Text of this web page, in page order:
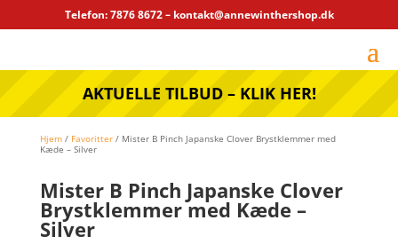
Telefon: 7876 8672 – kontakt@annewinthershop.dk
AKTUELLE TILBUD – KLIK HER!
Hjem/ Favoritter/ Mister B Pinch Japanske Clover Brystklemmer med
Kæde – Silver
Mister B Pinch Japanske Clover
Brystklemmer med Kæde –
Silver